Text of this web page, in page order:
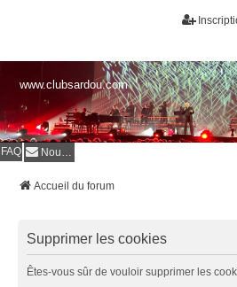
www.clubsardou.com
FAQ Nous contacter
Accueil du forum
Supprimer les cookies
Êtes-vous sûr de vouloir supprimer les